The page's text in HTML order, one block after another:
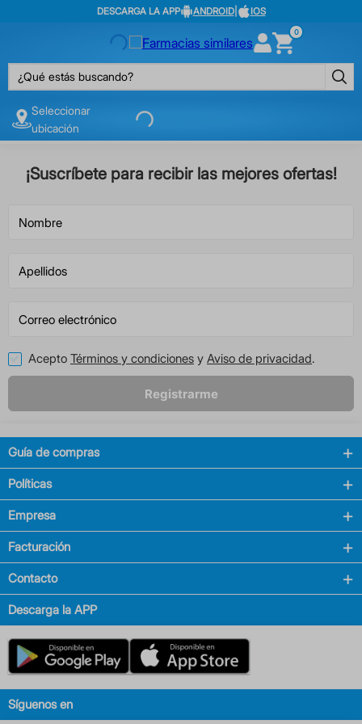
DESCARGA LA APP ANDROID| IOS
0
¿Qué estás buscando?
Seleccionar
ubicación
¡Suscríbete para recibir las mejores ofertas!
Acepto Términos y condiciones y Aviso de privacidad.
Registrarme
Guía de compras
Políticas
Empresa
Facturación
Contacto
Descarga la APP
Síguenos en